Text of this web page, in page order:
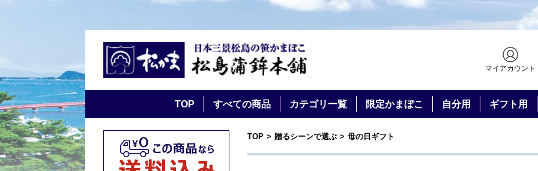
マイアカウント
TOP すべての商品 カテゴリ一覧 限定かまぼこ 自分用 ギフト用
TOP 贈るシーンで選ぶ 母の日ギフト